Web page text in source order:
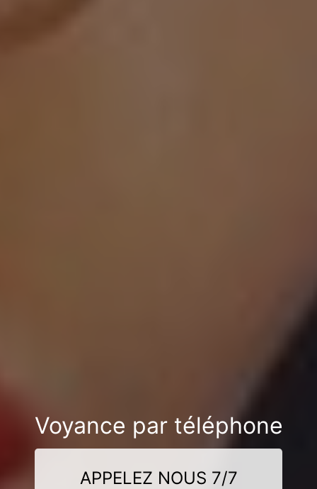
Voyance par téléphone
APPELEZ NOUS 7/7